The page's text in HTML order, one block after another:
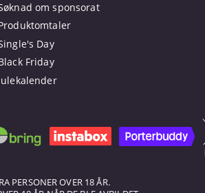
om sponsorat
Day
Friday
PERSONER OVER 18 ÅR.